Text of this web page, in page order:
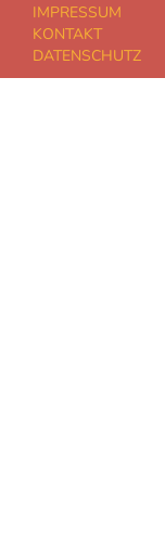
IMPRESSUM
KONTAKT
DATENSCHUTZ